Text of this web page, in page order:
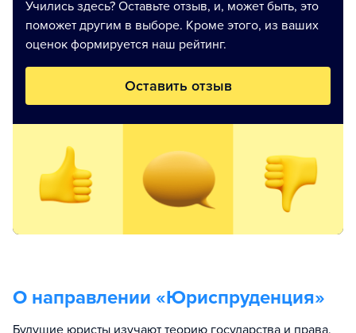
Учились здесь? Оставьте отзыв, и, может быть, это
поможет другим в выборе. Кроме этого, из ваших
оценок формируется наш рейтинг.
Оставить отзыв
О направлении «Юриспруденция»
Будущие юристы изучают теорию государства и права,